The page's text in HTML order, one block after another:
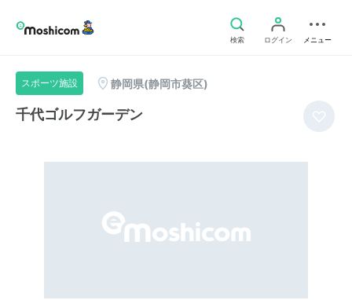
検索 ログイン メニュー
スポーツ施設 静岡県(静岡市葵区)
千代ゴルフガーデン